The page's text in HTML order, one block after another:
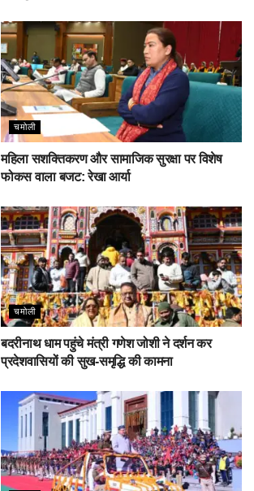
चमोली
महिला सशक्तिकरण और सामाजिक सुरक्षा पर विशेष
फोकस वाला बजट: रेखा आर्या
चमोली
बदरीनाथ धाम पहुंचे मंत्री गणेश जोशी ने दर्शन कर
प्रदेशवासियों की सुख-समृद्धि की कामना